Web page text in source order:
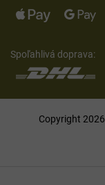
Spoľahlivá doprava:
Copyright 2026